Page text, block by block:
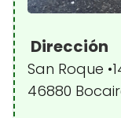
Dirección
San Roque
46880